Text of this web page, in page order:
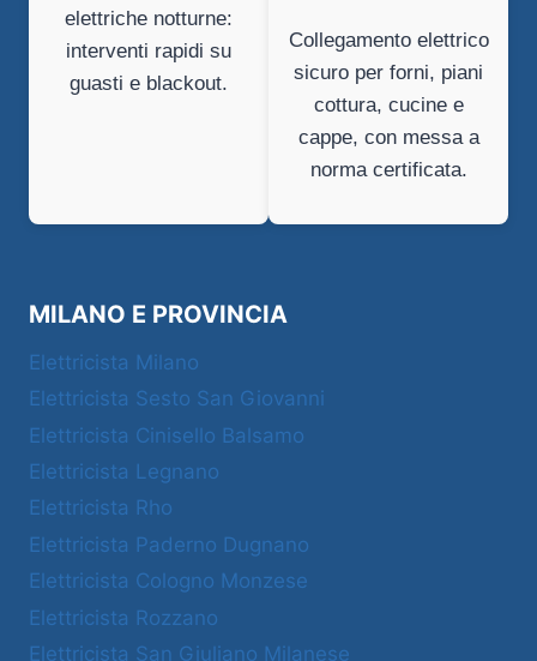
elettriche notturne:
interventi rapidi su
guasti e blackout.
Collegamento elettrico
sicuro per forni, piani
cottura, cucine e
cappe, con messa a
norma certificata.
MILANO E PROVINCIA
Elettricista Milano
Elettricista Sesto San Giovanni
Elettricista Cinisello Balsamo
Elettricista Legnano
Elettricista Rho
Elettricista Paderno Dugnano
Elettricista Cologno Monzese
Elettricista Rozzano
Elettricista San Giuliano Milanese